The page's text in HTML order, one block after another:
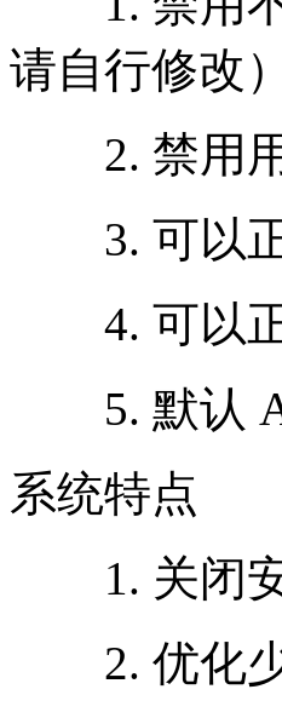
请自行修改）
2. 禁用用
3. 可以正
4. 可以正
5. 默认
系统特点
1. 关闭安
2. 优化少